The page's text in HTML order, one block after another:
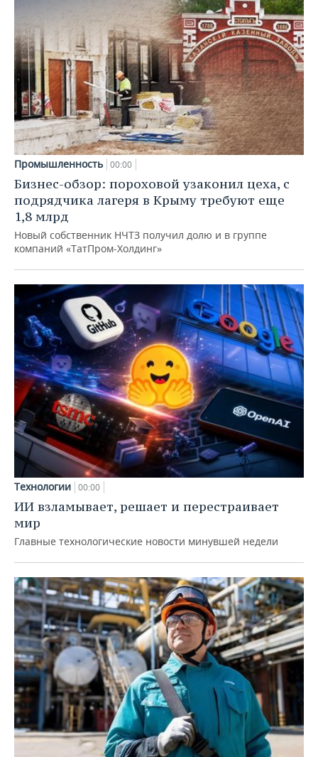
Промышленность 00:00
Бизнес-обзор: пороховой узаконил цеха, с
подрядчика лагеря в Крыму требуют еще
1,8 млрд
Новый собственник НЧТЗ получил долю и в группе
компаний «ТатПром-Холдинг»
Технологии 00:00
ИИ взламывает, решает и перестраивает
мир
Главные технологические новости минувшей недели